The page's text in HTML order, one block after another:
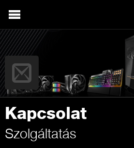
Kapcsolat
Szolgáltatás